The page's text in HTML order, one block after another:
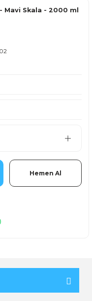
Mavi Skala - 2000 ml
Hemen Al